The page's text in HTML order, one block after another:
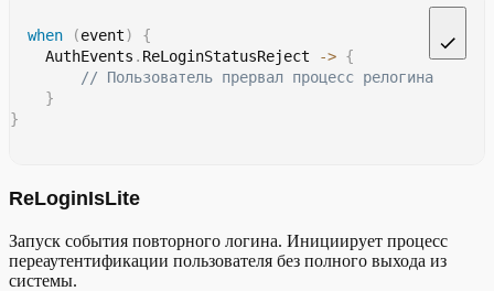
when (event)
{
    AuthEvents
. ReLoginStatusReject -> {
// Пользователь прервал процесс релогина
}
}
ReLoginIsLite
Запуск события повторного логина. Инициирует процесс
переаутентификации пользователя без полного выхода из
системы.